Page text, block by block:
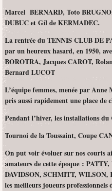
Marcel BERNARD, Toto
DUBUC et Gil de KERMADEC.
La rentrée du TENNIS CLUB DE
par un heureux hasard, en 1950,
BOROTRA, Jacques CAROT,
Bernard LUCOT
L’équipe femmes, menée par
pris aussi rapidement une place de
Pendant l’hiver, les installations
Tournoi de la Toussaint, Coupe
On put voir évoluer sur nos courts
amateurs de cette époque :
DAVIDSON, SCHMITT, WILSON,
les meilleurs joueurs